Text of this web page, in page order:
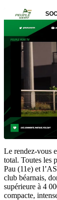
Le rendez-vous
total. Toutes les
Pau (11e) et
club béarnais,
supérieure à 4
compacte,